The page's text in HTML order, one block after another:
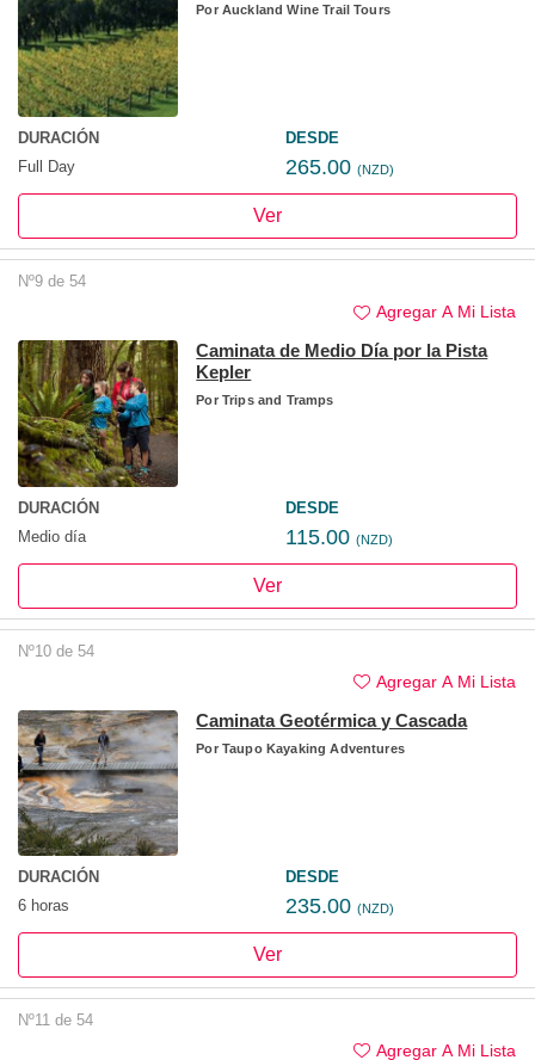
PorAuckland Wine Trail Tours
DURACIÓN
Full Day
DESDE
265.00 (NZD)
Ver
Nº9 de 54
Agregar A Mi Lista
Caminata de Medio Día por la Pista
Kepler
PorTrips and Tramps
DURACIÓN
Medio día
DESDE
115.00 (NZD)
Ver
Nº10 de 54
Agregar A Mi Lista
Caminata Geotérmica y Cascada
PorTaupo Kayaking Adventures
DURACIÓN
6 horas
DESDE
235.00 (NZD)
Ver
Nº11 de 54
Agregar A Mi Lista